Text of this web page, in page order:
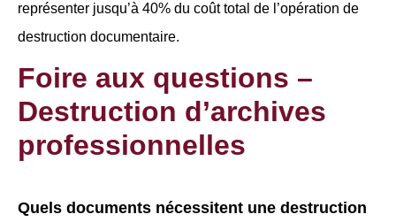
représenter jusqu’à 40% du coût total de l’opération de
destruction documentaire.
Foire aux questions –
Destruction d’archives
professionnelles
Quels documents nécessitent une destruction